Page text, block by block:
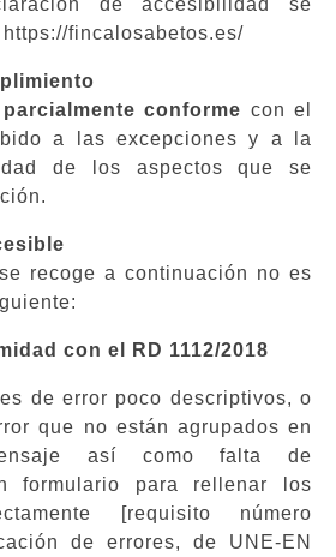
de accesibilidad se
https://fincalosabetos.es/
parcialmente conforme con el
a las excepciones y a la
de los aspectos que se
recoge a continuación no es
con el RD 1112/2018
de error poco descriptivos, o
que no están agrupados en
así como falta de
formulario para rellenar los
[requisito número
de errores, de UNE-EN